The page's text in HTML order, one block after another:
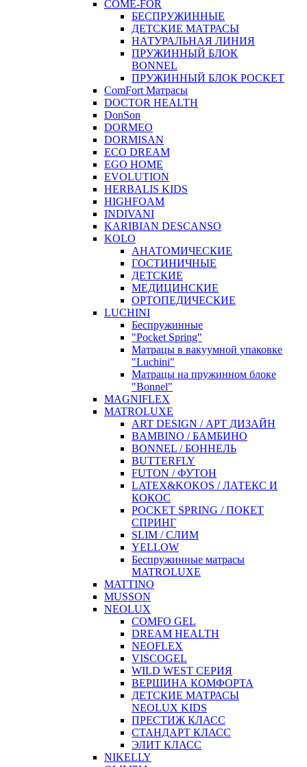
COME-FOR
БЕСПРУЖИННЫЕ
ДЕТСКИЕ МАТРАСЫ
НАТУРАЛЬНАЯ ЛИНИЯ
ПРУЖИННЫЙ БЛОК
BONNEL
ПРУЖИННЫЙ БЛОК POCKET
ComFort Матрасы
DOCTOR HEALTH
DonSon
DORMEO
DORMISAN
ECO DREAM
EGO HOME
EVOLUTION
HERBALIS KIDS
HIGHFOAM
INDIVANI
KARIBIAN DESCANSO
KOLO
АНАТОМИЧЕСКИЕ
ГОСТИНИЧНЫЕ
ДЕТСКИЕ
МЕДИЦИНСКИЕ
ОРТОПЕДИЧЕСКИЕ
LUCHINI
Беспружинные
"Pocket Spring"
Матрацы в вакуумной упаковке
"Luchini"
Матрацы на пружинном блоке
"Bonnel"
MAGNIFLEX
MATROLUXE
ART DESIGN / АРТ ДИЗАЙН
BAMBINO / БАМБИНО
BONNEL / БОННЕЛЬ
BUTTERFLY
FUTON / ФУТОН
LATEX&KOKOS / ЛАТЕКС И
КОКОС
POCKET SPRING / ПОКЕТ
СПРИНГ
SLIM / СЛИМ
YELLOW
Беспружинные матрасы
MATROLUXE
MATTINO
MUSSON
NEOLUX
COMFO GEL
DREAM HEALTH
NEOFLEX
VISCOGEL
WILD WEST СЕРИЯ
ВЕРШИНА КОМФОРТА
ДЕТСКИЕ МАТРАСЫ
NEOLUX KIDS
ПРЕСТИЖ КЛАСС
СТАНДАРТ КЛАСС
ЭЛИТ КЛАСС
NIKELLY